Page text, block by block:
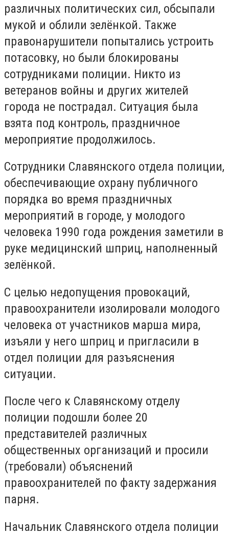
различных политических сил, обсыпали
мукой и облили зелёнкой. Также
правонарушители попытались устроить
потасовку, но были блокированы
сотрудниками полиции. Никто из
ветеранов войны и других жителей
города не пострадал. Ситуация была
взята под контроль, праздничное
мероприятие продолжилось.
Сотрудники Славянского отдела полиции,
обеспечивающие охрану публичного
порядка во время праздничных
мероприятий в городе, у молодого
человека 1990 года рождения заметили в
руке медицинский шприц, наполненный
зелёнкой.
С целью недопущения провокаций,
правоохранители изолировали молодого
человека от участников марша мира,
изъяли у него шприц и пригласили в
отдел полиции для разъяснения
ситуации.
После чего к Славянскому отделу
полиции подошли более 20
представителей различных
общественных организаций и просили
(требовали) объяснений
правоохранителей по факту задержания
парня.
Начальник Славянского отдела полиции